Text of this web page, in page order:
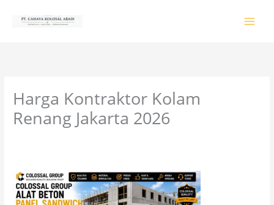
Harga Kontraktor Kolam
Renang Jakarta 2026